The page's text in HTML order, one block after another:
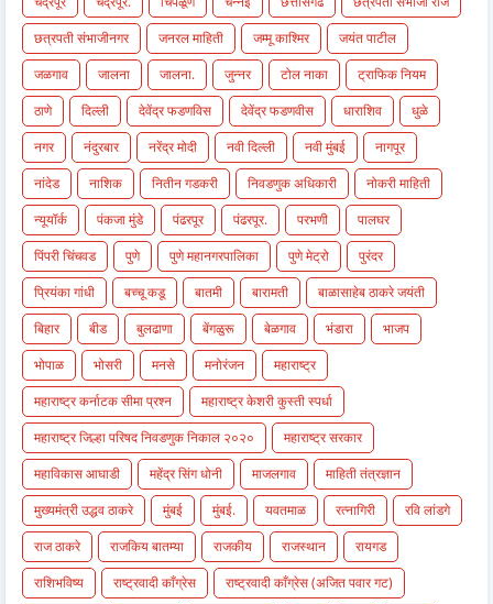
छत्रपती संभाजीनगर
जनरल माहिती जम्मू काश्मिर
जयंत पाटील
जळगाव
जालना जालना. जुन्नर टोल नाका
ट्राफिक नियम
ठाणे
दिल्ली देवेंद्र फडणविस देवेंद्र फडणवीस धाराशिव
धुळे
नगर
नंदुरबार नरेंद्र मोदी नवी दिल्ली नवी मुंबई
नागपूर
नांदेड
नाशिक नितीन गडकरी निवडणुक अधिकारी
नोकरी माहिती
न्यूयॉर्क
पंकजा मुंडे पंढरपूर पंढरपूर. परभणी
पालघर
पिंपरी चिंचवड
पुणे पुणे महानगरपालिका पुणे मेट्रो
पुरंदर
प्रियंका गांधी
बच्चू कडू बातमी बारामती
बाळासाहेब ठाकरे जयंती
बिहार
बीड बुलढाणा बेंगळुरू बेळगाव भंडारा
भाजप
भोपाळ
भोसरी मनसे मनोरंजन
महाराष्ट्र
महाराष्ट्र कर्नाटक सीमा प्रश्न
महाराष्ट्र केशरी कुस्ती स्पर्धा
महाराष्ट्र जिल्हा परिषद निवडणुक निकाल २०२०
महाराष्ट्र सरकार
महाविकास आघाडी
महेंद्र सिंग धोनी माजलगाव
माहिती तंत्रज्ञान
मुख्यमंत्री उद्धव ठाकरे
मुंबई मुंबई. यवतमाळ रत्नागिरी
रवि लांडगे
राज ठाकरे
राजकिय बातम्या राजकीय राजस्थान
रायगड
राशिभविष्य
राष्ट्रवादी काँग्रेस
राष्ट्रवादी काँग्रेस (अजित पवार गट)